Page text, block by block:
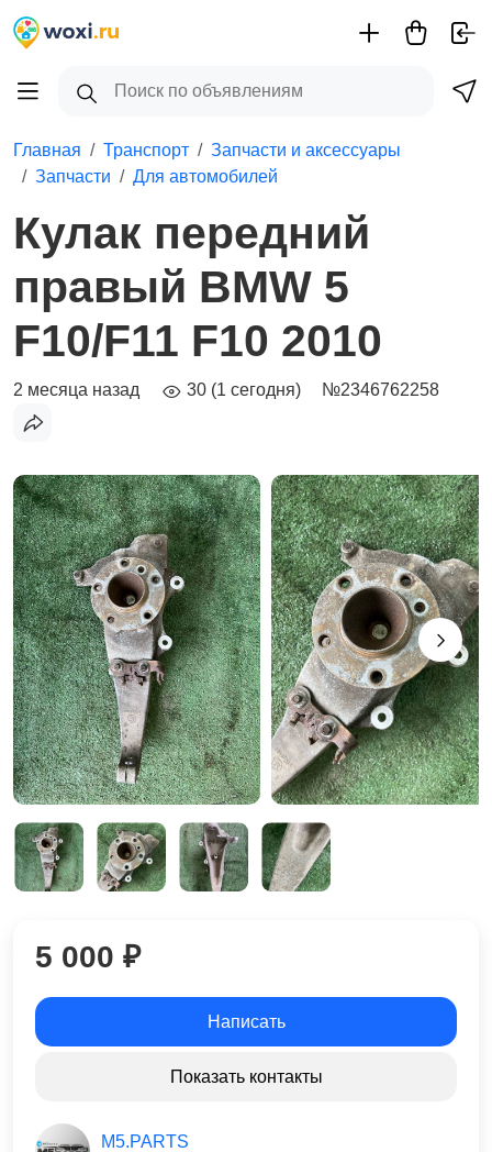
Главная Транспорт
Запчасти и аксессуары
Запчасти
Для автомобилей
Кулак передний
правый BMW 5
F10/F11 F10 2010
2 месяца назад 30 (1 сегодня) №2346762258
5 000 ₽
Написать
Показать контакты
M5.PARTS